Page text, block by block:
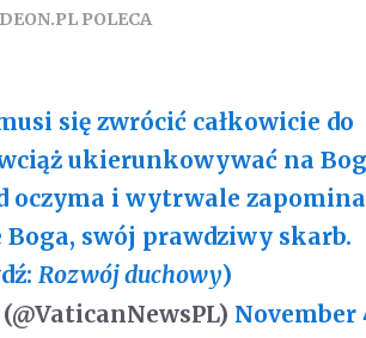
DEON.PL POLECA
się zwrócić całkowicie do
ukierunkowywać na
oczyma i wytrwale
Boga, swój prawdziwy skarb.
Rozwój duchowy)
November